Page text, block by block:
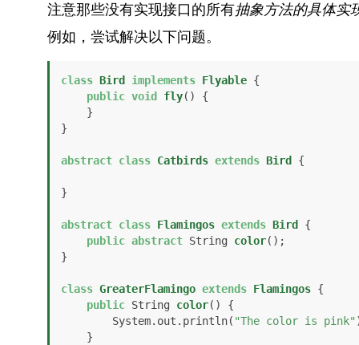
注意那些没有实现接口的所有抽象方法的具体实
例如，尝试解决以下问题。
class Bird implements Flyable {
public void fly()
{
}
abstract class Catbirds extends Bird {
}
abstract class Flamingos extends Bird
{
public abstract String color() ;
}
class GreaterFlamingo extends Flamingos {
public String color()
{
        System.out.println(
"The color is pink"